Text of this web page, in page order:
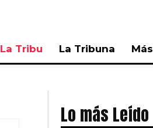
La Tribu La Tribuna Más
Lo más Leído